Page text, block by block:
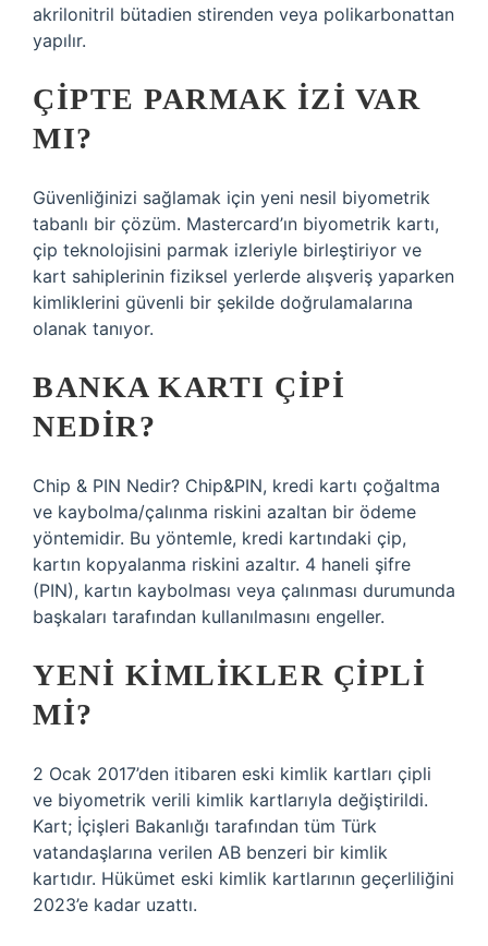
akrilonitril bütadien stirenden veya polikarbonattan
yapılır.
ÇIPTE PARMAK IZI VAR
MI?
Güvenliğinizi sağlamak için yeni nesil biyometrik
tabanlı bir çözüm. Mastercard’ın biyometrik kartı,
çip teknolojisini parmak izleriyle birleştiriyor ve
kart sahiplerinin fiziksel yerlerde alışveriş yaparken
kimliklerini güvenli bir şekilde doğrulamalarına
olanak tanıyor.
BANKA KARTI ÇIPI
NEDIR?
Chip & PIN Nedir? Chip&PIN, kredi kartı çoğaltma
ve kaybolma/çalınma riskini azaltan bir ödeme
yöntemidir. Bu yöntemle, kredi kartındaki çip,
kartın kopyalanma riskini azaltır. 4 haneli şifre
(PIN), kartın kaybolması veya çalınması durumunda
başkaları tarafından kullanılmasını engeller.
YENI KIMLIKLER ÇIPLI
MI?
2 Ocak 2017’den itibaren eski kimlik kartları çipli
ve biyometrik verili kimlik kartlarıyla değiştirildi.
Kart; İçişleri Bakanlığı tarafından tüm Türk
vatandaşlarına verilen AB benzeri bir kimlik
kartıdır. Hükümet eski kimlik kartlarının geçerliliğini
2023’e kadar uzattı.